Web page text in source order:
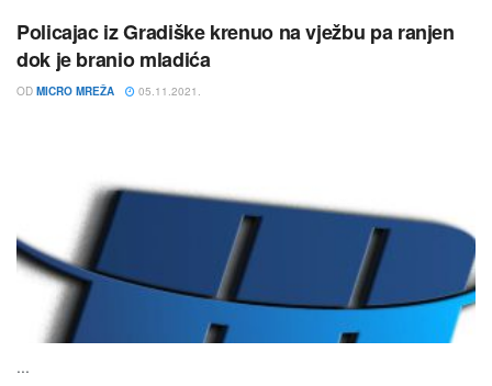
Policajac iz Gradiške krenuo na vježbu pa ranjen
dok je branio mladića
OD MICRO MREŽA 05.11.2021.
...